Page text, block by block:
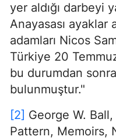
yer aldığı darbeyi
Anayasası ayaklar
adamları Nicos
Türkiye 20
bu durumdan
bulunmuştur."
[2] George W.
Pattern, Memoirs,